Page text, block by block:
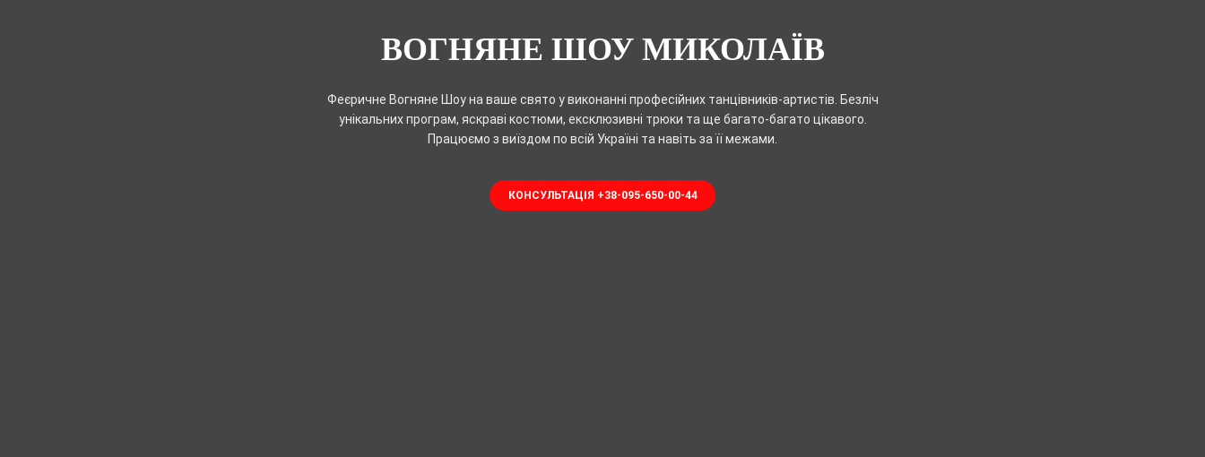
ВОГНЯНЕ ШОУ МИКОЛАЇВ
Феєричне Вогняне Шоу на ваше свято у виконанні професійних танцівників-артистів. Безліч
унікальних програм, яскраві костюми, ексклюзивні трюки та ще багато-багато цікавого.
Працюємо з виїздом по всій Україні та навіть за її межами.
КОНСУЛЬТАЦІЯ +38-095-650-00-44